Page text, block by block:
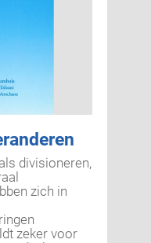
divisioneren,
zich in
zeker voor